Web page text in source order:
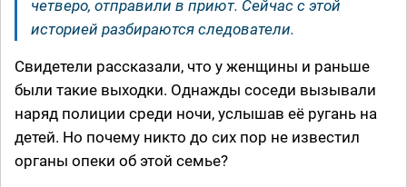
четверо, отправили в приют. Сейчас с этой
историей разбираются следователи.
Свидетели рассказали, что у женщины и раньше
были такие выходки. Однажды соседи вызывали
наряд полиции среди ночи, услышав её ругань на
детей. Но почему никто до сих пор не известил
органы опеки об этой семье?